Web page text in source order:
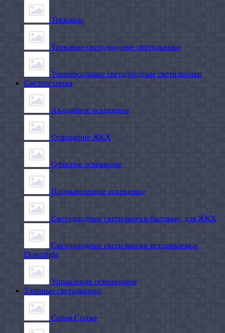
Трековые
Трековые светодиодные светильники
Универсальные светодиодные светильники
Светотехника
Аварийное освещение
Освещение ЖКХ
Офисное освещение
Промышленное освещение
Светодиодные светильники бытовые, для ЖКХ
Светодиодные светильники встраиваемые
Downlight
Управление освещением
Уличные светильники
Серия Cruiser